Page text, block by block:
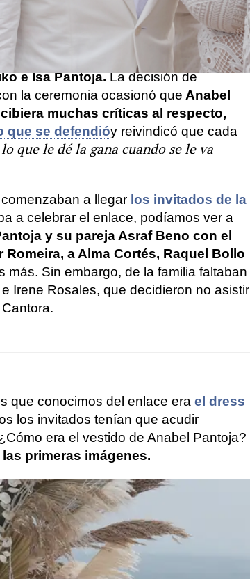
Pantoja ha celebrado su enlace
en la isla de La Graciosa a pesar del
que sufrió la familia por lapérdida de
madre de la tonadillera y abuela de
e Isa Pantoja.La decisión de
la ceremonia ocasionó que Anabel
muchas críticas al respecto,
que se defendióy reivindicó que cada
que le dé la gana cuando se le va
a llegar los invitados de la
a celebrar el enlace, podíamos ver a
y su pareja Asraf Beno con el
a Alma Cortés, Raquel Bollo
más. Sin embargo, de la familia faltaban
Irene Rosales, que decidieron no asistir
que conocimos del enlace era el dress
los invitados tenían que acudir
era el vestido de Anabel Pantoja?
las primeras imágenes.